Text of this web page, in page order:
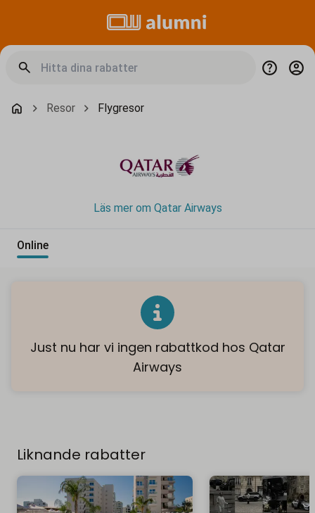
Resor Flygresor
Läs mer om Qatar Airways
Online
Just nu har vi ingen rabattkod hos Qatar
Airways
Liknande rabatter